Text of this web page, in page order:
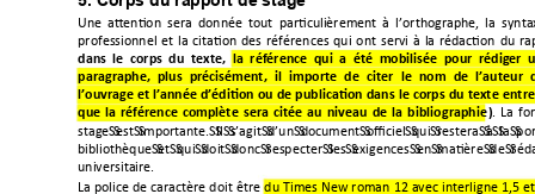
. %    /  " 
            
dans
le corps du texte, la référence qui a été mobilisée pour rédiger
paragraphe,
plus précisément, il importe de citer le nom de l’auteur
l’ouvrage et l’année d’édion ou de publicaon dans le corps du texte
que
la référence complète sera citée au niveau de la bibliographie ) 
      +        8         
/              $    /   

  /  #  9 4: ;< ;"= 